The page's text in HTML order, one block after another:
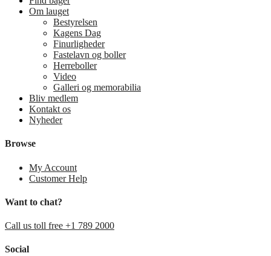
Om lauget
Bestyrelsen
Kagens Dag
Finurligheder
Fastelavn og boller
Herreboller
Video
Galleri og memorabilia
Bliv medlem
Kontakt os
Nyheder
Browse
My Account
Customer Help
Want to chat?
Call us toll free +1 789 2000
Social